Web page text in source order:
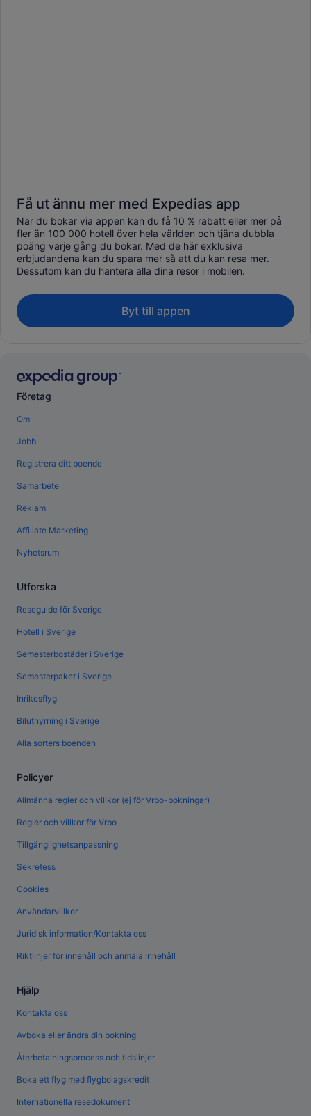
Få ut ännu mer med Expedias app
När du bokar via appen kan du få 10 % rabatt eller mer på
fler än 100 000 hotell över hela världen och tjäna dubbla
poäng varje gång du bokar. Med de här exklusiva
erbjudandena kan du spara mer så att du kan resa mer.
Dessutom kan du hantera alla dina resor i mobilen.
Byt till appen
Företag
Om
Jobb
Registrera ditt boende
Samarbete
Reklam
Affiliate Marketing
Nyhetsrum
Utforska
Reseguide för Sverige
Hotell i Sverige
Semesterbostäder i Sverige
Semesterpaket i Sverige
Inrikesflyg
Biluthyrning i Sverige
Alla sorters boenden
Policyer
Allmänna regler och villkor (ej för Vrbo-bokningar)
Regler och villkor för Vrbo
Tillgänglighetsanpassning
Sekretess
Cookies
Användarvillkor
Juridisk information/Kontakta oss
Riktlinjer för innehåll och anmäla innehåll
Hjälp
Kontakta oss
Avboka eller ändra din bokning
Återbetalningsprocess och tidslinjer
Boka ett flyg med flygbolagskredit
Internationella resedokument